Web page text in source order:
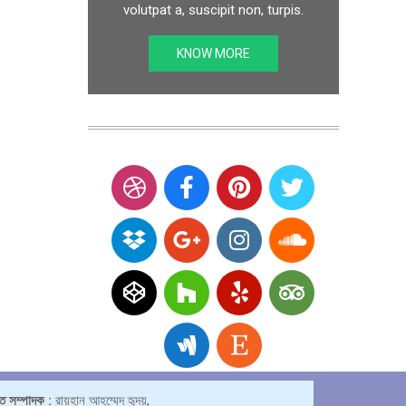
volutpat a, suscipit non, turpis.
KNOW MORE
সম্পাদক : রায়হান আহম্মেদ হৃদয়,